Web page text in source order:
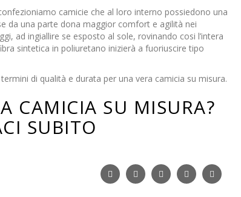
camicie che al loro interno possiedono una
da una parte dona maggior comfort e agilità nei
ad ingiallire se esposto al sole, rovinando cosi l’intera
sintetica in poliuretano inizierà a fuoriuscire tipo
di qualità e durata per una vera camicia su misura.
CAMICIA SU MISURA?
SUBITO
FacebookTwitterGoogle+PinterestLinkedin